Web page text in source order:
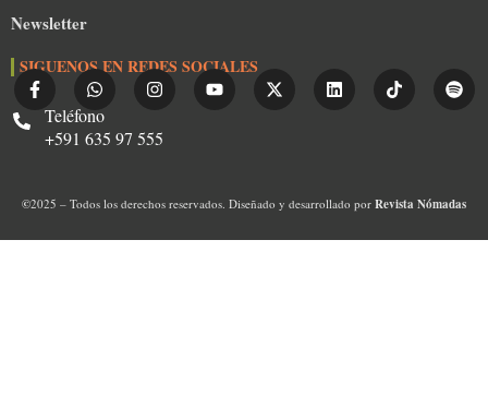
Newsletter
SIGUENOS EN REDES SOCIALES
Teléfono
+591 635 97 555
©2025 – Todos los derechos reservados. Diseñado y desarrollado por Revista Nómadas